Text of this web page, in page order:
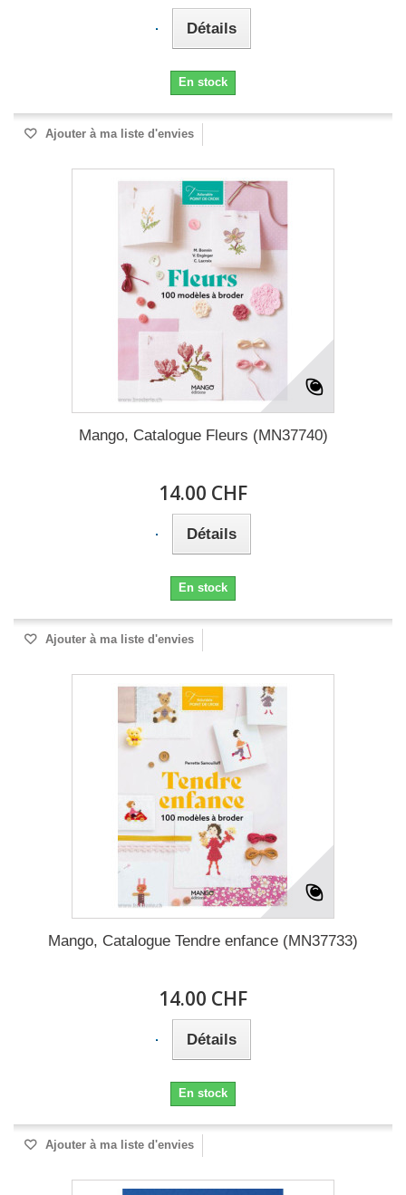
Détails
En stock
Ajouter à ma liste d'envies
Mango, Catalogue Fleurs (MN37740)
14.00 CHF
Détails
En stock
Ajouter à ma liste d'envies
Mango, Catalogue Tendre enfance (MN37733)
14.00 CHF
Détails
En stock
Ajouter à ma liste d'envies